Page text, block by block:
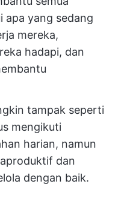
apa yang sedang
mereka,
hadapi, dan
tampak seperti
mengikuti
harian, namun
dan
dengan baik.